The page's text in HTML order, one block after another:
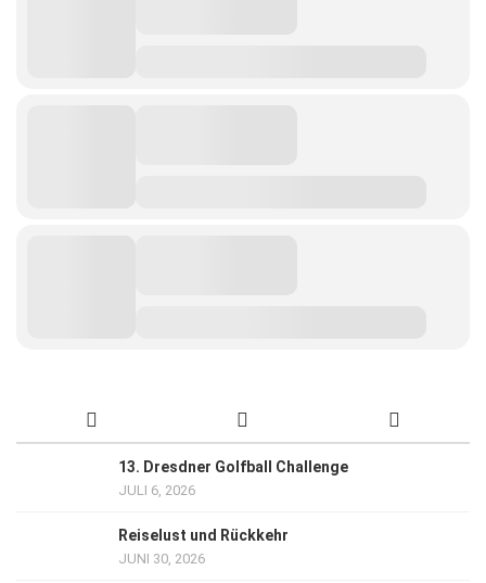
13. Dresdner Golfball Challenge
JULI 6, 2026
Reiselust und Rückkehr
JUNI 30, 2026